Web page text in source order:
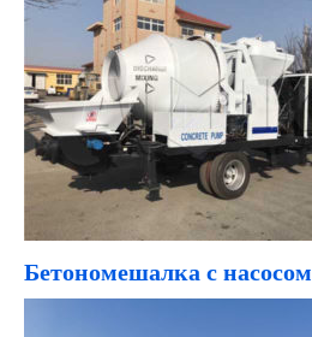
Бетономешалка с насосом